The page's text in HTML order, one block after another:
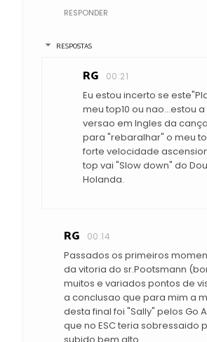
RESPONDER
RESPOSTAS
RG 00:21
Eu estou incerto se
meu top10 ou nao...estou
versao em Ingles da
para "rebaralhar" o meu
forte velocidade
top vai "Slow down" do
Holanda.
RG 00:14
Passados os primeiros
da vitoria do sr.Pootsmann
muitos e variados pontos de
a conclusao que para mim a
desta final foi "Sally" pelos Go
que no ESC teria sobressaido